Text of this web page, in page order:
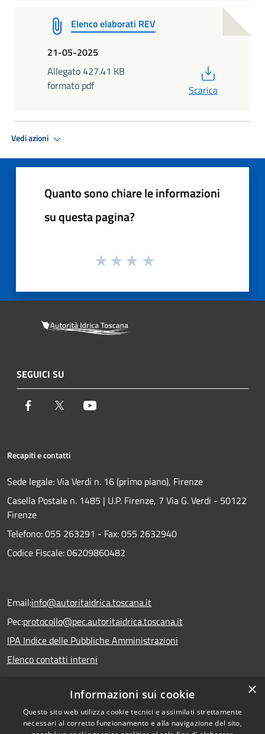
Elenco elaborati REV
21-05-2025
Allegato 427.41 KB
formato pdf
Scarica
Vedi azioni
Quanto sono chiare le informazioni
su questa pagina?
SEGUICI SU
Facebook Twitter
Recapiti e contatti
Sede legale: Via Verdi n. 16 (primo piano), Firenze
Casella Postale n. 1485 | U.P. Firenze, 7 Via G. Verdi - 50122
Firenze
Telefono:055 263291 - Fax:055 2632940
Codice Fiscale: 06209860482
Email:info@autoritaidrica.toscana.it
Pec:protocollo@pec.autoritaidrica.toscana.it
IPA Indice delle Pubbliche Amministrazioni
Elenco contatti interni
Dichiarazione accessibilità
×
Informazioni sui cookie
Questo sito web utilizza cookie tecnici e assimilati strettamente
necessari al corretto funzionamento e alla navigazione del sito,